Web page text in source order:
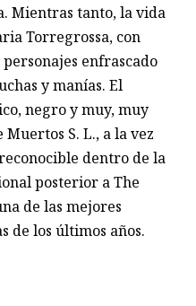
Mientras tanto, la vida
Torregrossa, con
personajes enfrascado
y manías. El
negro y muy, muy
Muertos S. L., a la vez
dentro de la
posterior a The
de las mejores
de los últimos años.